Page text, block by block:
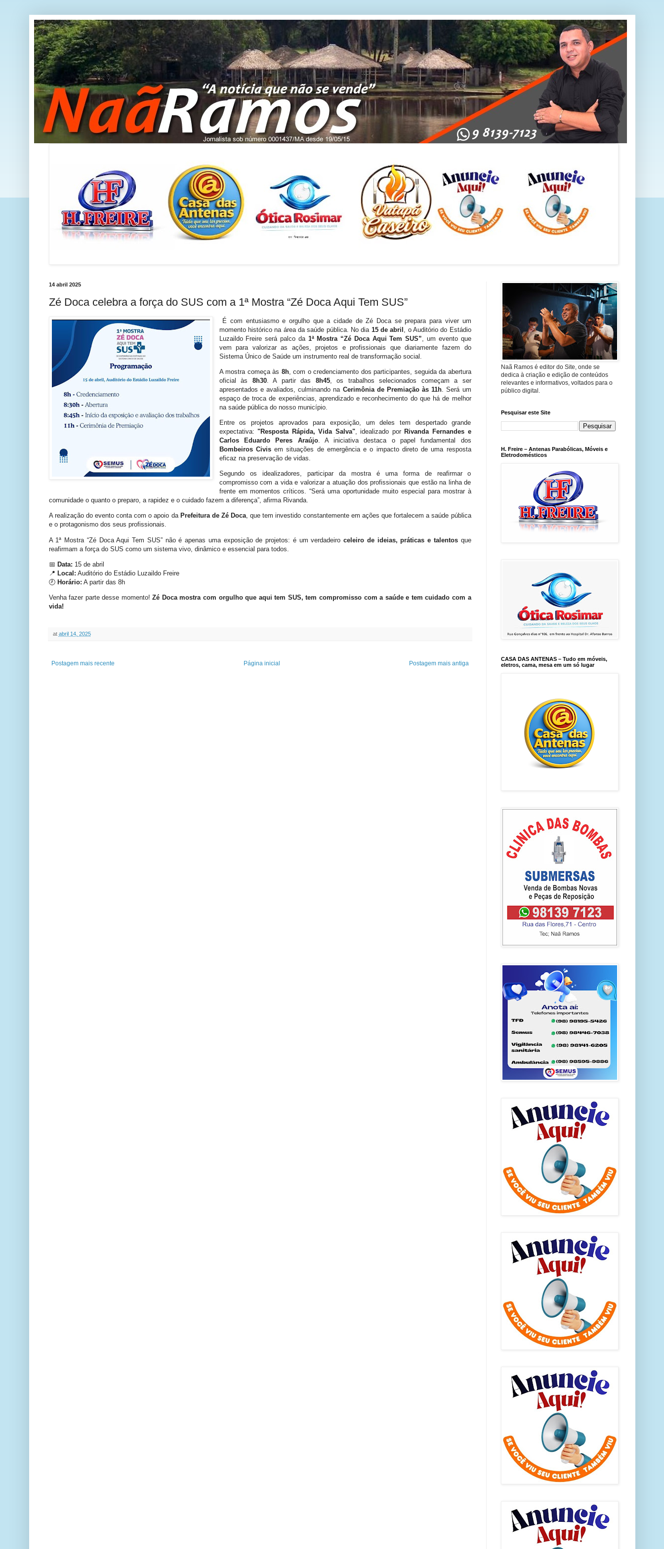
14 abril 2025
Zé Doca celebra a força do SUS com a 1ª Mostra “Zé Doca Aqui Tem SUS”
É com entusiasmo e orgulho que a cidade de Zé Doca se prepara para viver um
momento histórico na área da saúde pública. No dia 15 de abril , o Auditório do Estádio
Luzaildo Freire será palco da 1ª Mostra “Zé Doca Aqui Tem SUS” , um evento que
vem para valorizar as ações, projetos e profissionais que diariamente fazem do
Sistema Único de Saúde um instrumento real de transformação social.
A mostra começa às 8h, com o credenciamento dos participantes, seguida da abertura
oficial às 8h30. A partir das 8h45, os trabalhos selecionados começam a ser
apresentados e avaliados, culminando na Cerimônia de Premiação às 11h . Será um
espaço de troca de experiências, aprendizado e reconhecimento do que há de melhor
na saúde pública do nosso município.
Entre os projetos aprovados para exposição, um deles tem despertado grande
expectativa:"Resposta Rápida, Vida Salva", idealizado por Rivanda Fernandes e
Carlos Eduardo Peres Araújo. A iniciativa destaca o papel fundamental dos
Bombeiros Civisem situações de emergência e o impacto direto de uma resposta
eficaz na preservação de vidas.
Segundo os idealizadores, participar da mostra é uma forma de reafirmar o
compromisso com a vida e valorizar a atuação dos profissionais que estão na linha de
frente em momentos críticos. “Será uma oportunidade muito especial para mostrar à
comunidade o quanto o preparo, a rapidez e o cuidado fazem a diferença”, afirma Rivanda.
A realização do evento conta com o apoio da Prefeitura de Zé Doca, que tem investido constantemente em ações que fortalecem a saúde pública
e o protagonismo dos seus profissionais.
A 1ª Mostra “Zé Doca Aqui Tem SUS” não é apenas uma exposição de projetos: é um verdadeiro celeiro de ideias, práticas e talentosque
reafirmam a força do SUS como um sistema vivo, dinâmico e essencial para todos.
📅 Data: 15 de abril
📍 Local: Auditório do Estádio Luzaildo Freire
🕗 Horário: A partir das 8h
Venha fazer parte desse momento!Zé Doca mostra com orgulho que aqui tem SUS, tem compromisso com a saúde e tem cuidado com a
vida!
at abril 14, 2025
Postagem mais recente Postagem mais antiga
Página inicial
Naã Ramos é editor do Site, onde se
dedica à criação e edição de conteúdos
relevantes e informativos, voltados para o
público digital.
Pesquisar este Site
H. Freire – Antenas Parabólicas, Móveis e
Eletrodomésticos
CASA DAS ANTENAS – Tudo em móveis,
eletros, cama, mesa em um só lugar